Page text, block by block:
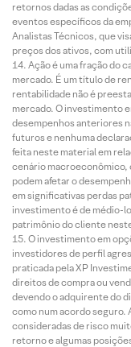
retornos dadas as
eventos específicos da
Analistas Técnicos, que
preços dos ativos, com
Ação é uma fração do
mercado. É um título de
rentabilidade não é
mercado. O investimento
desempenhos anteriores
futuros e nenhuma
feita neste material em
cenário macroeconômico,
podem afetar o
em significativas perdas
investimento é de médio-
patrimônio do cliente
O investimento em
investidores de perfil
praticada pela XP
direitos de compra ou
devendo o adquirente do
como num acordo seguro.
consideradas de risco
retorno e algumas